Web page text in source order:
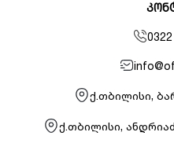
ქ.თბილისი,
ქ.თბილისი,